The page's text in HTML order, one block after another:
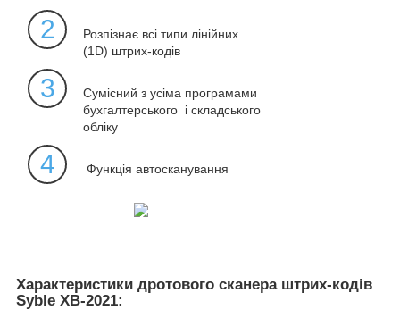
2
Розпізнає всі типи лінійних
(1D) штрих-кодів
3
Сумісний з усіма програмами
бухгалтерського і складського
обліку
4 Функція автосканування
Характеристики дротового сканера штрих-кодів
Syble XB-2021: